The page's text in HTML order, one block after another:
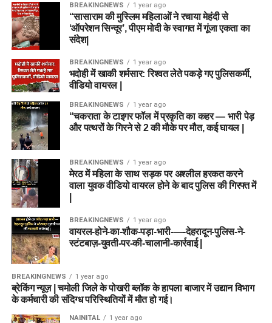
BREAKINGNEWS 1 year ago
“सासाराम की मुस्लिम महिलाओं ने रचाया मेहंदी से
‘ऑपरेशन सिन्दूर’, पीएम मोदी के स्वागत में गूंजा एकता का
संदेश|
BREAKINGNEWS 1 year ago
भदोही में खाकी शर्मसार: रिश्वत लेते पकड़े गए पुलिसकर्मी,
वीडियो वायरल |
BREAKINGNEWS 1 year ago
“चकराता के टाइगर फॉल में प्रकृति का कहर — भारी पेड़
और पत्थरों के गिरने से 2 की मौके पर मौत, कई घायल |
BREAKINGNEWS 1 year ago
मेरठ में महिला के साथ सड़क पर अश्लील हरकत करने
वाला युवक वीडियो वायरल होने के बाद पुलिस की गिरफ्त में
BREAKINGNEWS 1 year ago
वायरल-होने-का-शौक-पड़ा-भारी-—-देहरादून-पुलिस-ने-
स्टंटबाज़-युवती-पर-की-चालानी-कार्रवाई |
BREAKINGNEWS 1 year ago
ब्रेकिंग न्यूज़ | चमोली जिले के पोखरी ब्लॉक के हापला बाजार में उद्यान विभाग
के कर्मचारी की संदिग्ध परिस्थितियों में मौत हो गई।
NAINITAL 1 year ago